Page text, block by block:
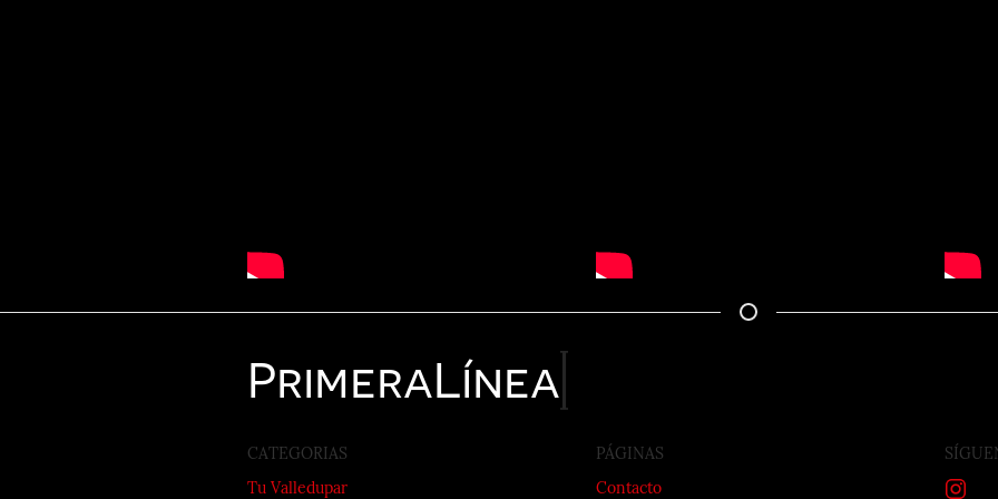
PrimeraLínea
CATEGORIAS
Tu Valledupar
PÁGINAS
Contacto